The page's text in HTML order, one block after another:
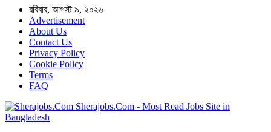
রবিবার, আগস্ট ৯, ২০২৬
Advertisement
About Us
Contact Us
Privacy Policy
Cookie Policy
Terms
FAQ
Sherajobs.Com - Most Read Jobs Site in
Bangladesh